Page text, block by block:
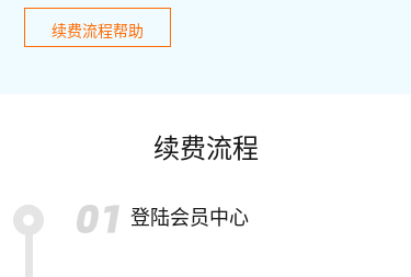
续费流程帮助
续费流程
登陆会员中心